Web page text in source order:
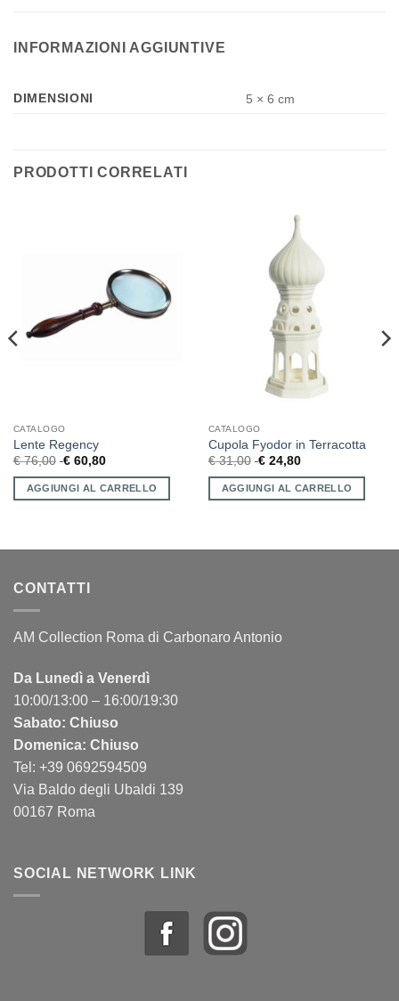
INFORMAZIONI AGGIUNTIVE
DIMENSIONI 5 × 6 cm
PRODOTTI CORRELATI
CATALOGO
Lente Regency
€76,00 €60,80
AGGIUNGI AL CARRELLO
CATALOGO
Cupola Fyodor in Terracotta
€31,00 €24,80
AGGIUNGI AL CARRELLO
CONTATTI
AM Collection Roma di Carbonaro Antonio
Da Lunedì a Venerdì
10:00/13:00 – 16:00/19:30
Sabato: Chiuso
Domenica: Chiuso
Tel: +39 0692594509
Via Baldo degli Ubaldi 139
00167 Roma
SOCIAL NETWORK LINK